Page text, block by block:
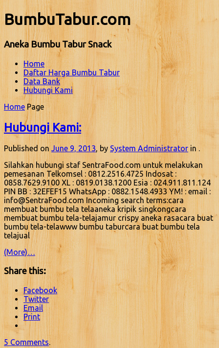
BumbuTabur.com
Aneka Bumbu Tabur Snack
Home
Daftar Harga Bumbu Tabur
Data Bank
Hubungi Kami
Home Page
Hubungi Kami:
Published on June 9, 2013, by System Administrator in .
Silahkan hubungi staf SentraFood.com untuk melakukan
pemesanan Telkomsel : 0812.2516.4725 Indosat :
0858.7629.9100 XL : 0819.0138.1200 Esia : 024.911.811.124
PIN BB : 32EFEF15 WhatsApp : 0882.1548.4933 YM! : email :
info@SentraFood.com Incoming search terms:cara
membuat bumbu tela telaaneka kripik singkongcara
membuat bumbu tela-telajamur crispy aneka rasacara buat
bumbu tela-telawww bumbu taburcara buat bumbu tela
telajual
(More)…
Share this:
Facebook
Twitter
Email
Print
5 Comments.